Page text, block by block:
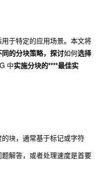
于特定的应用场景。本文将
同的分块策略，探讨如何选择
中实施分块的****最佳实
块，通常基于标记或字符
解答，或者处理速度是首要